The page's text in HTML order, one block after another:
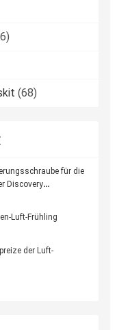
(68)
für die
Discovery
Luft-Frühling
der Luft-